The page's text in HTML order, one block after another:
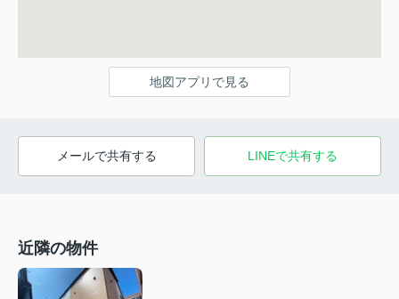
地図アプリで見る
メールで共有する LINEで共有する
近隣の物件